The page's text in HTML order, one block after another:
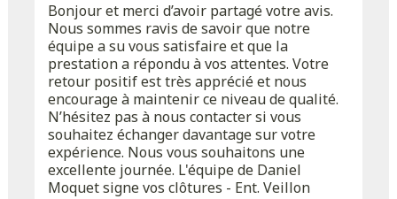
Bonjour et merci d’avoir partagé votre avis.
Nous sommes ravis de savoir que notre
équipe a su vous satisfaire et que la
prestation a répondu à vos attentes. Votre
retour positif est très apprécié et nous
encourage à maintenir ce niveau de qualité.
N’hésitez pas à nous contacter si vous
souhaitez échanger davantage sur votre
expérience. Nous vous souhaitons une
excellente journée. L'équipe de Daniel
Moquet signe vos clôtures - Ent. Veillon